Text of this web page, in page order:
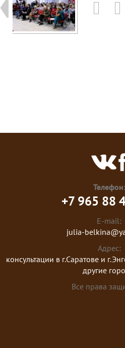
Телефон:
+7 965 88
E-mail:
julia-
Адрес:
консультации в г.Саратове и
другие
Все права